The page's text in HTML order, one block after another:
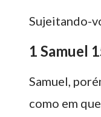
Sujeitando-
1 Samuel
Samuel,
como em